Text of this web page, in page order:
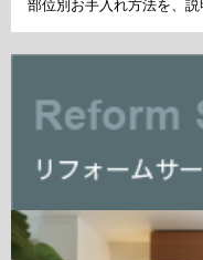
部位別お手入れ方法を、説